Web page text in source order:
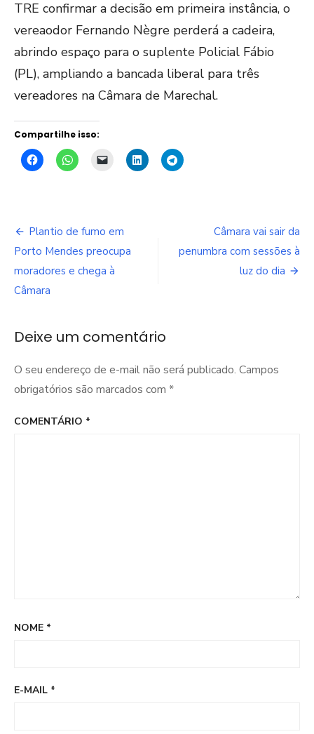
TRE confirmar a decisão em primeira instância, o
vereaodor Fernando Nègre perderá a cadeira,
abrindo espaço para o suplente Policial Fábio
(PL), ampliando a bancada liberal para três
vereadores na Câmara de Marechal.
Compartilhe isso:
Navegação
de
Post
Plantio de fumo em
Porto Mendes preocupa
moradores e chega à
Câmara
Câmara vai sair da
penumbra com sessões à
luz do dia
Deixe um comentário
O seu endereço de e-mail não será publicado. Campos
obrigatórios são marcados com *
COMENTÁRIO *
NOME *
E-MAIL *